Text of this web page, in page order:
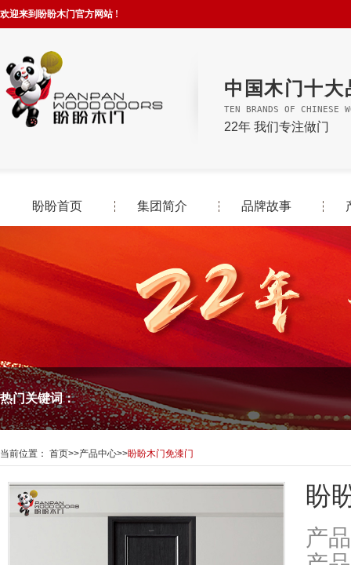
欢迎来到盼盼木门官方网站 !
中国木门十大
TEN BRANDS OF CHINESE
22年 我们专注做门
盼盼首页 集团简介 品牌故事
热门关键词：
当前位置： 首页>>产品中心>>盼盼木门免漆门
盼
产